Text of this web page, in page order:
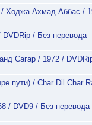
/ Ходжа Ахмад Аббас /
/ Без перевода
Сагар / 1972 /
пути) / Char Dil
/ DVD9 / Без перевода